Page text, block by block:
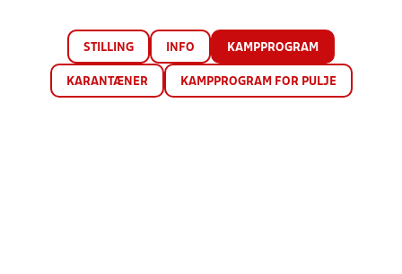
STILLING INFO KAMPPROGRAM
KARANTÆNER KAMPPROGRAM FOR PULJE